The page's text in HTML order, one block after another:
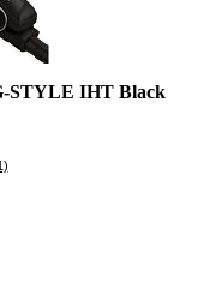
STYLE IHT Black